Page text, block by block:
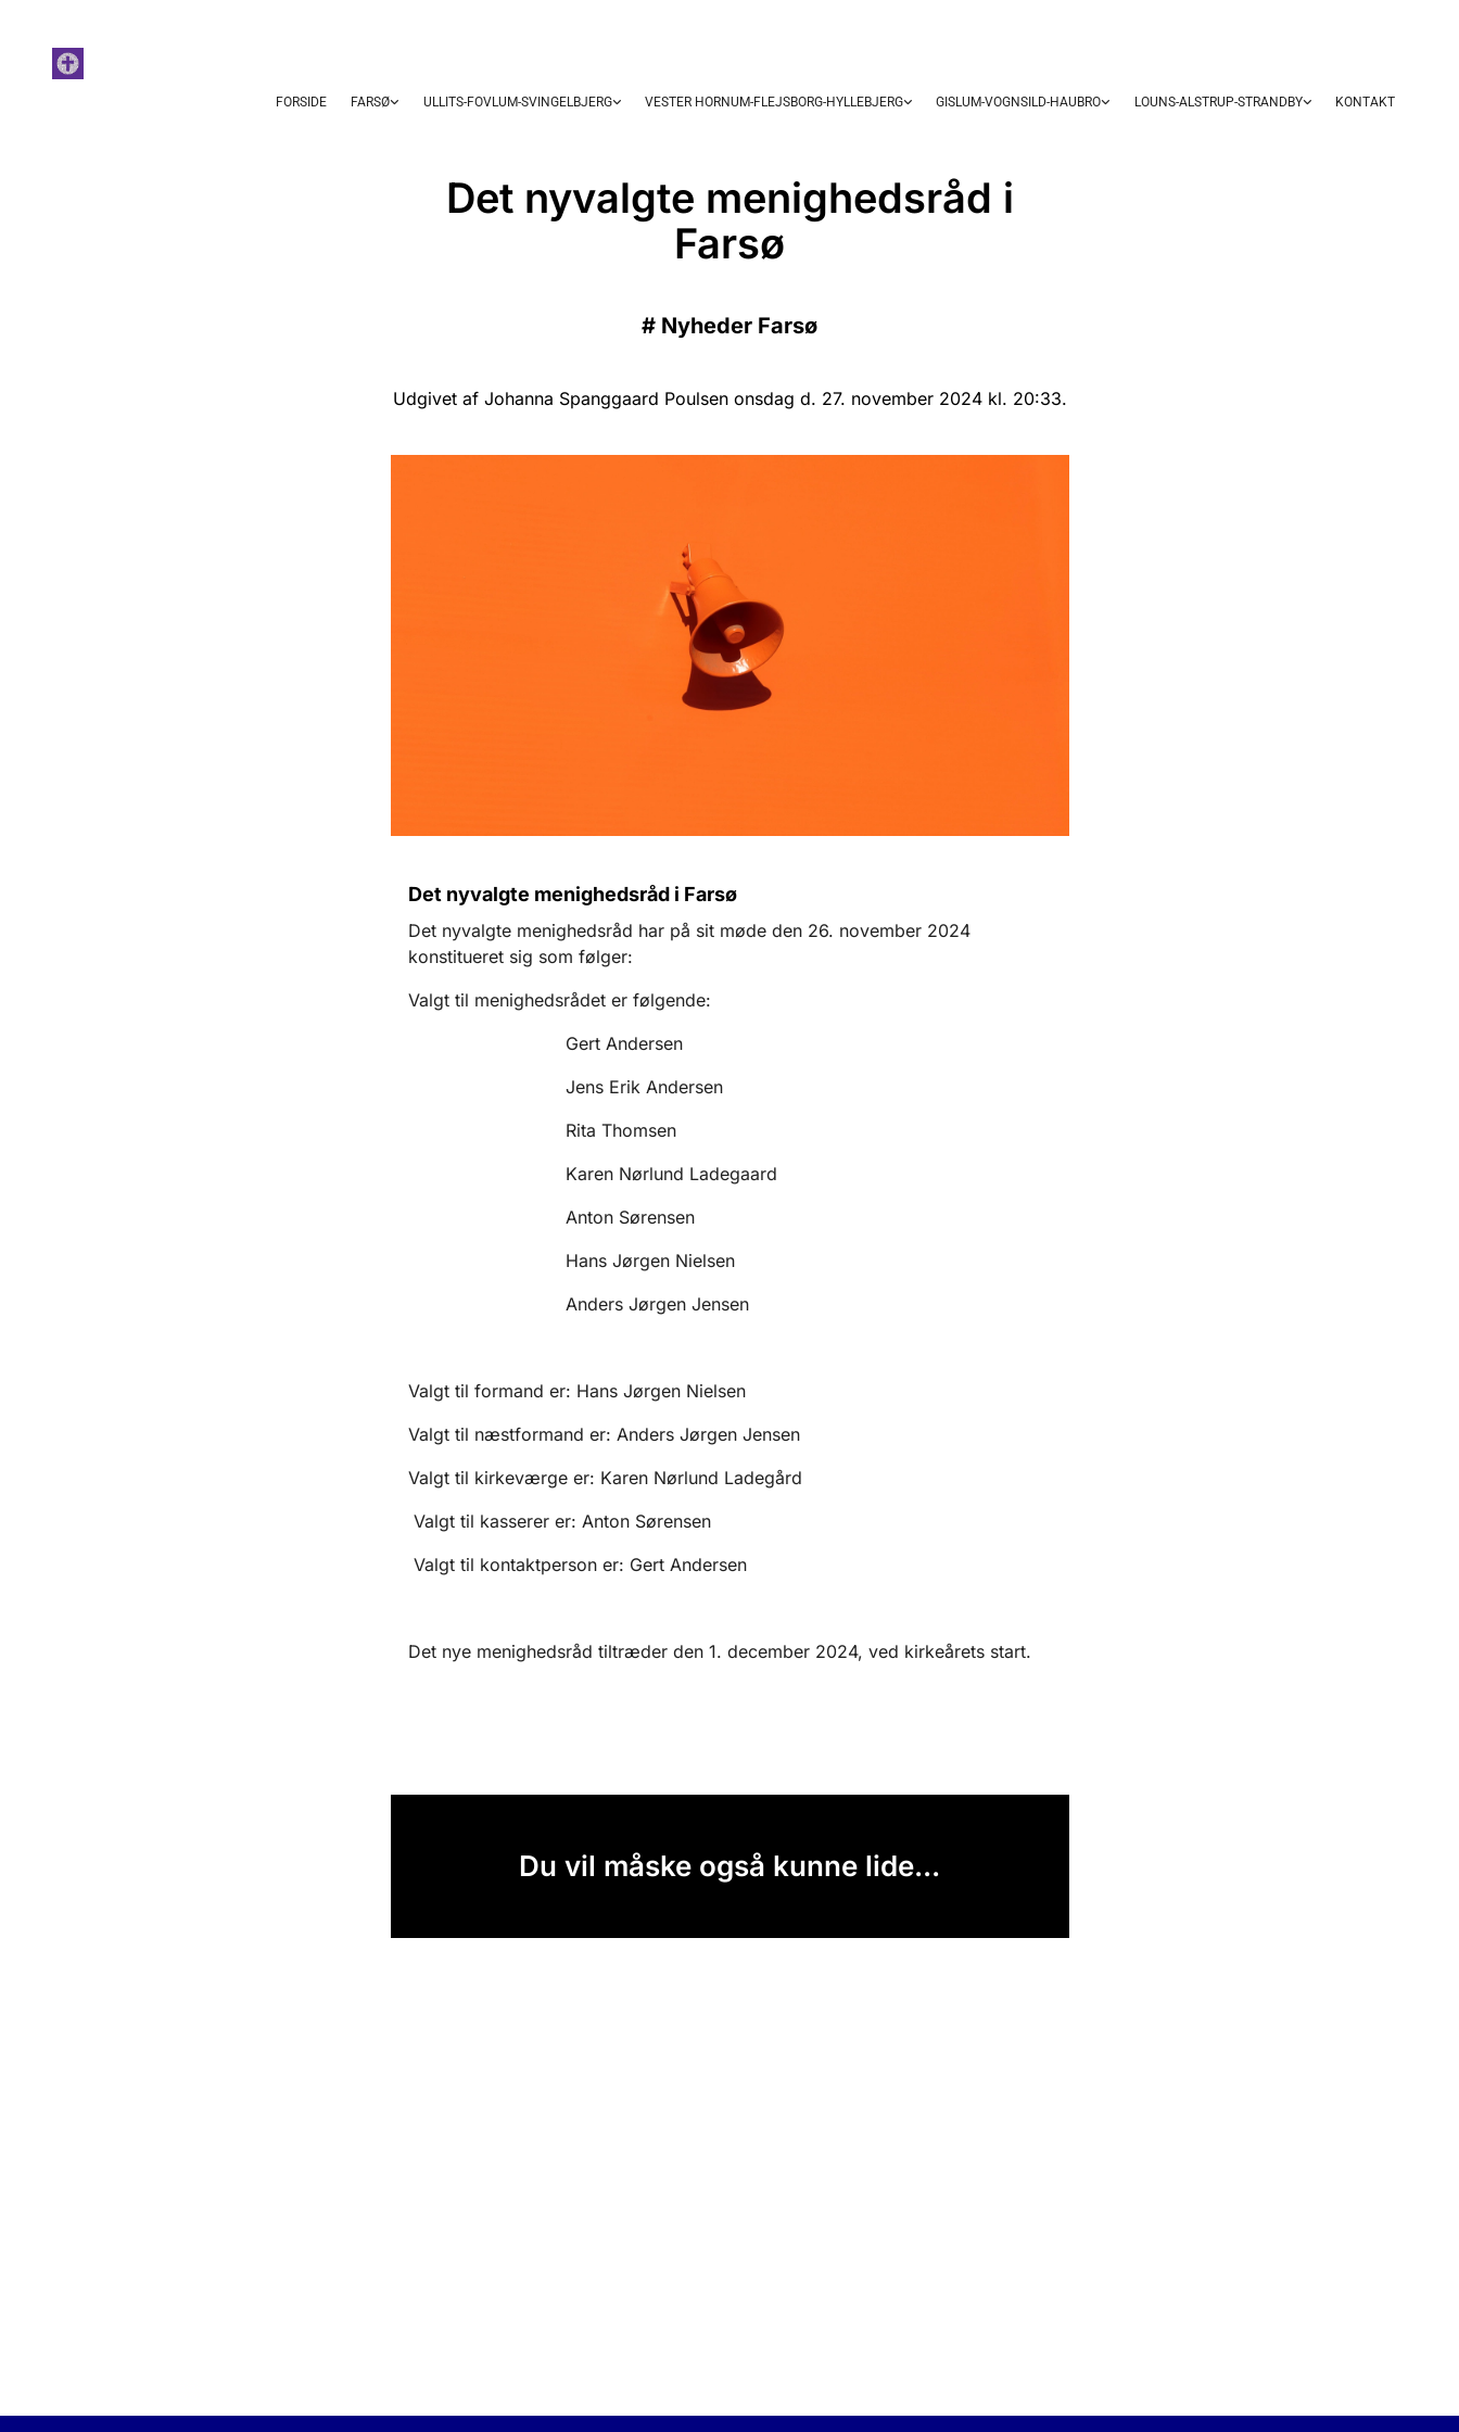
FORSIDE FARSØ ULLITS-FOVLUM-SVINGELBJERG VESTER HORNUM-FLEJSBORG-HYLLEBJERG GISLUM-VOGNSILD-HAUBRO LOUNS-ALSTRUP-STRANDBY KONTAKT
Det nyvalgte menighedsråd i
Farsø
# Nyheder Farsø
Udgivet af Johanna Spanggaard Poulsen onsdag d. 27. november 2024 kl. 20:33.
Det nyvalgte menighedsråd i Farsø
Det nyvalgte menighedsråd har på sit møde den 26. november 2024
konstitueret sig som følger:
Valgt til menighedsrådet er følgende:
Gert Andersen
Jens Erik Andersen
Rita Thomsen
Karen Nørlund Ladegaard
Anton Sørensen
Hans Jørgen Nielsen
Anders Jørgen Jensen
Valgt til formand er: Hans Jørgen Nielsen
Valgt til næstformand er: Anders Jørgen Jensen
Valgt til kirkeværge er: Karen Nørlund Ladegård
Valgt til kasserer er: Anton Sørensen
Valgt til kontaktperson er: Gert Andersen
Det nye menighedsråd tiltræder den 1. december 2024, ved kirkeårets start.
Du vil måske også kunne lide...